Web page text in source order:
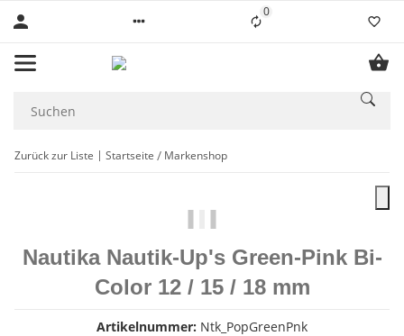
0Liste ist leer
Zurück zur Liste Startseite Markenshop
Nautika Nautik-Up's Green-Pink Bi-
Color 12 / 15 / 18 mm
Artikelnummer: Ntk_PopGreenPnk